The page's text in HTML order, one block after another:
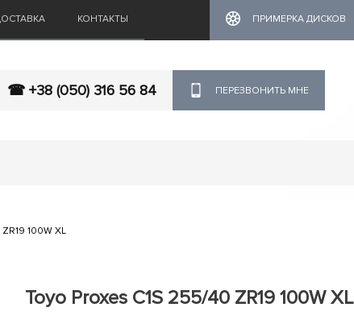
КОНТАКТЫ ПРИМЕРКА ДИСКОВ
☎ +38 (050) 316 56 84 ПЕРЕЗВОНИТЬ МНЕ
100W XL
Toyo Proxes C1S 255/40 ZR19 100W XL